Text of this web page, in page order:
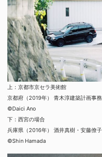
上：京都市京セラ美術館
京都府（2019年） 青木淳建築計画事
©Daici Ano
下：西宮の場合
兵庫県（2016年） 酒井真樹・安藤僚
©Shin Hamada